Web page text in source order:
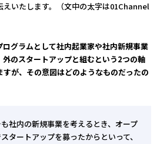
えいたします。（文中の太字は01Channel
ログラムとして社内起業家や社内新規事業
外のスタートアップと組むという2つの軸
が、その意図はどのようなものだったの
社内の新規事業を考えるとき、オープ
タートアップを募ったからといって、